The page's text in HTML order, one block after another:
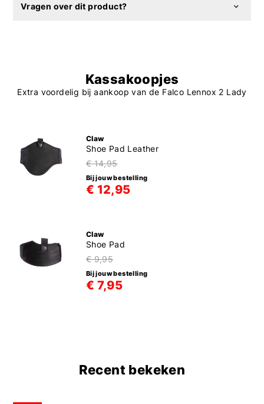
Vragen over dit product?
Kassakoopjes
Extra voordelig bij aankoop van de Falco Lennox 2 Lady
Claw
Shoe Pad Leather
€ 14,95
Bij jouw bestelling
€ 12,95
Claw
Shoe Pad
€ 9,95
Bij jouw bestelling
€ 7,95
Recent bekeken